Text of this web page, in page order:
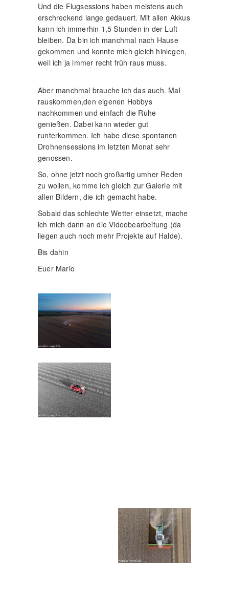
Und die Flugsessions haben meistens auch
erschreckend lange gedauert. Mit allen Akkus
kann ich immerhin 1,5 Stunden in der Luft
bleiben. Da bin ich manchmal nach Hause
gekommen und konnte mich gleich hinlegen,
weil ich ja immer recht früh raus muss.
Aber manchmal brauche ich das auch. Mal
rauskommen,den eigenen Hobbys
nachkommen und einfach die Ruhe
genießen. Dabei kann wieder gut
runterkommen. Ich habe diese spontanen
Drohnensessions im letzten Monat sehr
genossen.
So, ohne jetzt noch großartig umher Reden
zu wollen, komme ich gleich zur Galerie mit
allen Bildern, die ich gemacht habe.
Sobald das schlechte Wetter einsetzt, mache
ich mich dann an die Videobearbeitung (da
liegen auch noch mehr Projekte auf Halde).
Bis dahin
Euer Mario